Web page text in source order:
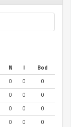
N I
Bod
0 0
0
0 0
0
0 0
0
0 0
0